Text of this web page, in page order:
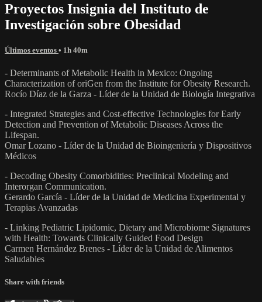
Proyectos Insignia del Instituto de
Investigación sobre Obesidad
Últimos eventos • 1h 40m
- Determinants of Metabolic Health in Mexico: Ongoing
Characterization of oriGen from the Institute for Obesity Research.
Rocío Díaz de la Garza - Líder de la Unidad de Biología Integrativa
- Integrated Strategies and Cost-effective Technologies for Early
Detection and Prevention of Metabolic Diseases Across the
Lifespan.
Omar Lozano - Líder de la Unidad de Bioingeniería y Dispositivos
Médicos
- Decoding Obesity Comorbidities: Preclinical Modeling and
Interorgan Communication.
Gerardo García - Líder de la Unidad de Medicina Experimental y
Terapias Avanzadas
- Linking Pediatric Lipidomic, Dietary and Microbiome Signatures
with Health: Towards Clinically Guided Food Design
Carmen Hernández Brenes - Líder de la Unidad de Alimentos
Saludables
Share with friends